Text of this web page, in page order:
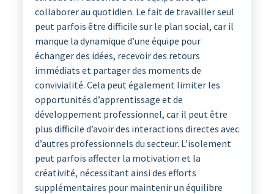
collaborer au quotidien. Le fait de travailler seul
peut parfois être difficile sur le plan social, car il
manque la dynamique d’une équipe pour
échanger des idées, recevoir des retours
immédiats et partager des moments de
convivialité. Cela peut également limiter les
opportunités d’apprentissage et de
développement professionnel, car il peut être
plus difficile d’avoir des interactions directes avec
d’autres professionnels du secteur. L’isolement
peut parfois affecter la motivation et la
créativité, nécessitant ainsi des efforts
supplémentaires pour maintenir un équilibre